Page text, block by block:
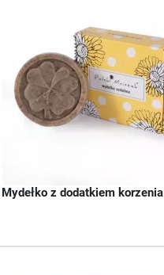
Mydełko z dodatkiem